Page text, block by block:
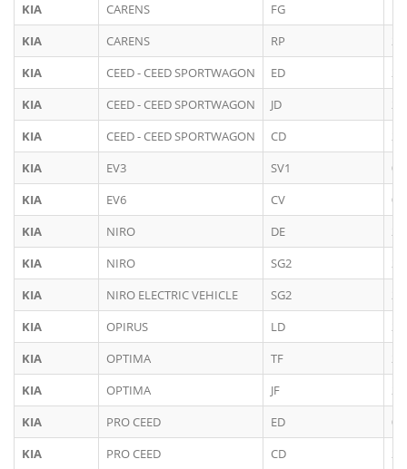
KIA
CARENS FG
KIA
CARENS RP
KIA
CEED - CEED SPORTWAGON ED
KIA
CEED - CEED SPORTWAGON JD
KIA
CEED - CEED SPORTWAGON CD
KIA
EV3 SV1
KIA
EV6 CV
KIA
NIRO DE
KIA
NIRO SG2
KIA
NIRO ELECTRIC VEHICLE SG2
KIA
OPIRUS LD
KIA
OPTIMA TF
KIA
OPTIMA JF
KIA
PRO CEED ED
KIA
PRO CEED CD